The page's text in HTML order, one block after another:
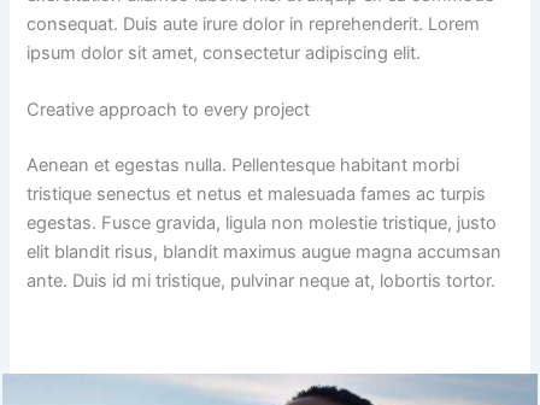
consequat. Duis aute irure dolor in reprehenderit. Lorem
ipsum dolor sit amet, consectetur adipiscing elit.
Creative approach to every project
Aenean et egestas nulla. Pellentesque habitant morbi
tristique senectus et netus et malesuada fames ac turpis
egestas. Fusce gravida, ligula non molestie tristique, justo
elit blandit risus, blandit maximus augue magna accumsan
ante. Duis id mi tristique, pulvinar neque at, lobortis tortor.